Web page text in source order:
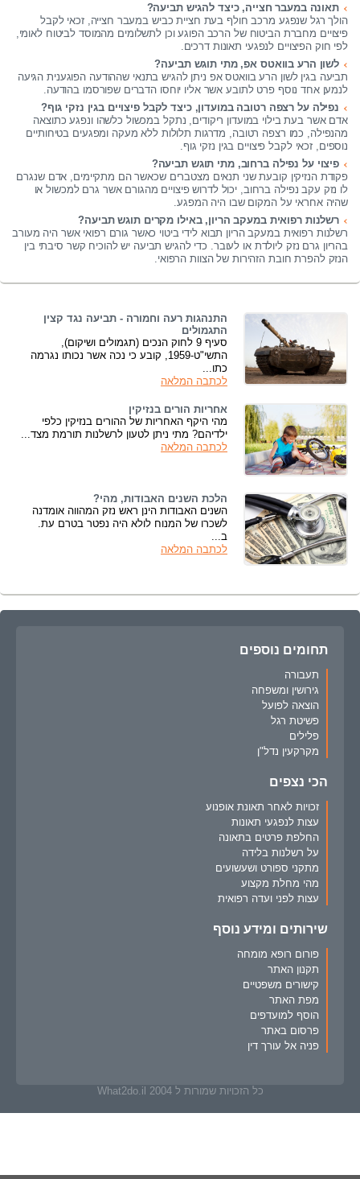
תאונה במעבר חצייה, כיצד להגיש תביעה?
הולך רגל שנפגע מרכב חולף בעת חציית כביש במעבר חצייה, זכאי לקבל
פיצויים מחברת הביטוח של הרכב הפוגע וכן לתשלומים מהמוסד לביטוח לאומי,
לפי חוק הפיצויים לנפגעי תאונות דרכים.
לשון הרע בוואטס אפ, מתי תוגש תביעה?
תביעה בגין לשון הרע בוואטס אפ ניתן להגיש בתנאי שההודעה הפוגענית הגיעה
לנמען אחד נוסף פרט לתובע אשר אליו יוחסו הדברים שפורסמו בהודעה.
נפילה על רצפה רטובה במועדון, כיצד לקבל פיצויים בגין נזקי גוף?
אדם אשר בעת בילוי במועדון ריקודים, נתקל במכשול כלשהו ונפגע כתוצאה
מהנפילה, כמו רצפה רטובה, מדרגות תלולות ללא מעקה ומפגעים בטיחותיים
נוספים, זכאי לקבל פיצויים בגין נזקי גוף.
פיצוי על נפילה ברחוב, מתי תוגש תביעה?
פקודת הנזיקין קובעת שני תנאים מצטברים שכאשר הם מתקיימים, אדם שנגרם
לו נזק עקב נפילה ברחוב, יכול לדרוש פיצויים מהגורם אשר גרם למכשול או
שהיה אחראי על המקום שבו היה המפגע.
רשלנות רפואית במעקב הריון, באילו מקרים תוגש תביעה?
רשלנות רפואית במעקב הריון תבוא לידי ביטוי כאשר גורם רפואי אשר היה מעורב
בהריון גרם נזק ליולדת או לעובר. כדי להגיש תביעה יש להוכיח קשר סיבתי בין
הנזק להפרת חובת הזהירות של הצוות הרפואי.
התנהגות רעה וחמורה - תביעה נגד קצין
התגמולים
סעיף 9 לחוק הנכים (תגמולים ושיקום),
התשי"ט-1959, קובע כי נכה אשר נכותו נגרמה
כתו...
לכתבה המלאה
אחריות הורים בנזיקין
מהי היקף האחריות של ההורים בנזיקין כלפי
ילדיהם? מתי ניתן לטעון לרשלנות תורמת מצד...
לכתבה המלאה
הלכת השנים האבודות, מהי?
השנים האבודות הינן ראש נזק המהווה אומדנה
לשכרו של המנוח לולא היה נפטר בטרם עת.
ב...
לכתבה המלאה
תחומים נוספים
תעבורה
גירושין ומשפחה
הוצאה לפועל
פשיטת רגל
פלילים
מקרקעין נדל"ן
הכי נצפים
זכויות לאחר תאונת אופנוע
עצות לנפגעי תאונות
החלפת פרטים בתאונה
על רשלנות בלידה
מתקני ספורט ושעשועים
מהי מחלת מקצוע
עצות לפני ועדה רפואית
שירותים ומידע נוסף
פורום רופא מומחה
תקנון האתר
קישורים משפטיים
מפת האתר
הוסף למועדפים
פרסום באתר
פניה אל עורך דין
כל הזכויות שמורות ל What2do.il 2004